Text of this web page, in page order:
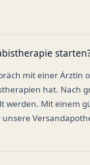
mit einer Ärztin
hat. Nach
werden. Mit einem